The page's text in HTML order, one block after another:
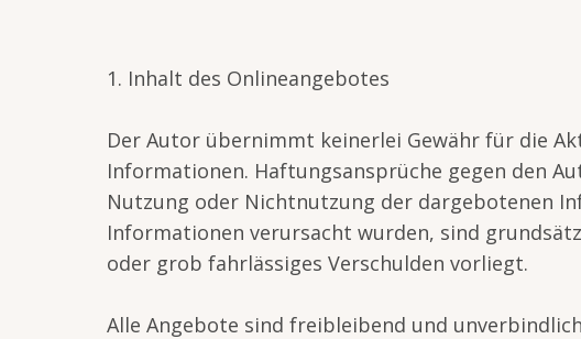
1. Inhalt des Onlineangebotes
Der Autor übernimmt keinerlei Gewähr für die
Informationen. Haftungsansprüche gegen den
Nutzung oder Nichtnutzung der dargebotenen
Informationen verursacht wurden, sind
oder grob fahrlässiges Verschulden vorliegt.
Alle Angebote sind freibleibend und